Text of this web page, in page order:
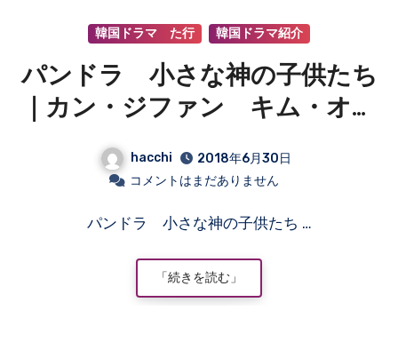
韓国ドラマ た行 韓国ドラマ紹介
パンドラ 小さな神の子供たち
｜カン・ジファン キム・オク
ビン シム・ヒソプ イ・エリ
ヤ
hacchi
2018年6月30日
コメントはまだありません
パンドラ 小さな神の子供たち …
「続きを読む」